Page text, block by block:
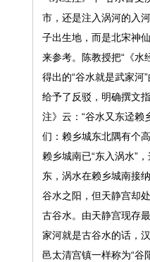
市，还是注入涡河的入
子出生地，而是北宋神
来参考。陈教授把“《水
得出的“谷水就是武家河
给予了反驳，明确撰文
注》云：“谷水又东迳赖
们：赖乡城东北隅有个
赖乡城南已“东入涡水”
东，涡水在赖乡城南接
谷水之阳，但天静宫却
古谷水。由天静宫现存
家河就是古谷水的话，
邑太清宫镇一样称为“谷